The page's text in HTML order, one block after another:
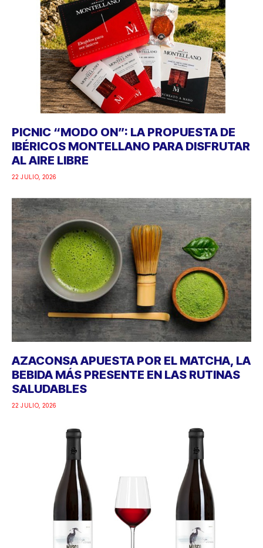
PICNIC “MODO ON”: LA PROPUESTA DE
IBÉRICOS MONTELLANO PARA DISFRUTAR
AL AIRE LIBRE
22 JULIO, 2026
AZACONSA APUESTA POR EL MATCHA, LA
BEBIDA MÁS PRESENTE EN LAS RUTINAS
SALUDABLES
22 JULIO, 2026